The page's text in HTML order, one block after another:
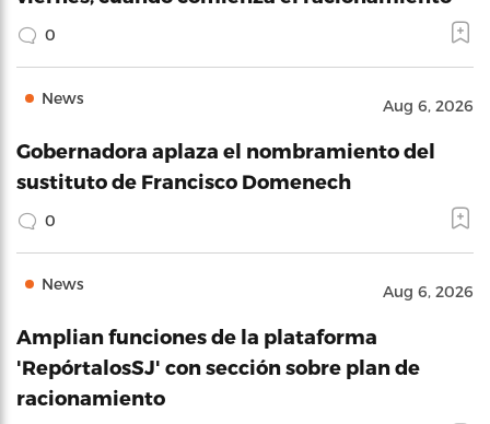
0
News Aug 6, 2026
Gobernadora aplaza el nombramiento del
sustituto de Francisco Domenech
0
News Aug 6, 2026
Amplian funciones de la plataforma
'RepórtalosSJ' con sección sobre plan de
racionamiento